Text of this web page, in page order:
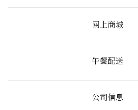
网上商城
午餐配送
公司信息